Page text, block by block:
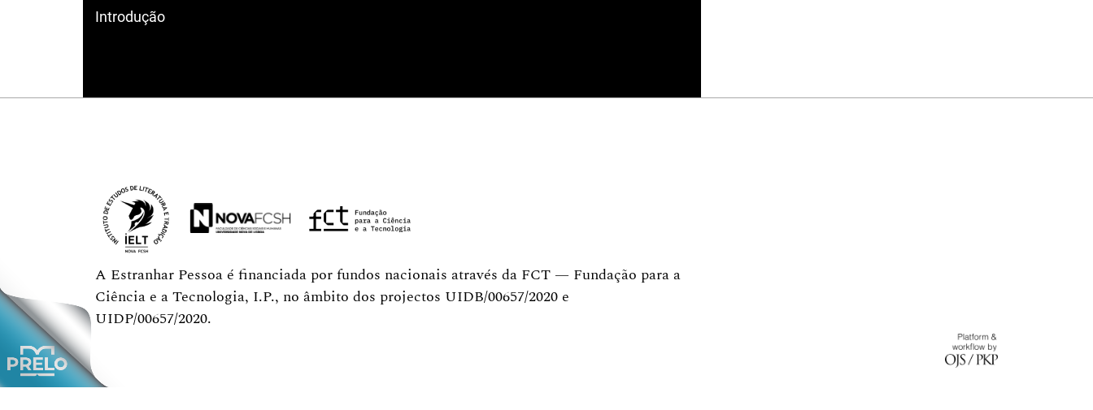
Introdução
A Estranhar Pessoa é financiada por fundos nacionais através da FCT — Fundação para a
Ciência e a Tecnologia, I.P., no âmbito dos projectos UIDB/00657/2020 e
UIDP/00657/2020.